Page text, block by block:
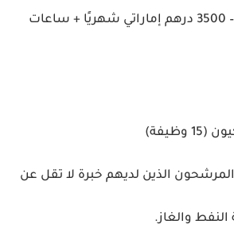
3000 – 3500 درهم إماراتي شهريًا + ساعات
(15 وظيفة)
المرشحون الذين لديهم خبرة لا تقل عن